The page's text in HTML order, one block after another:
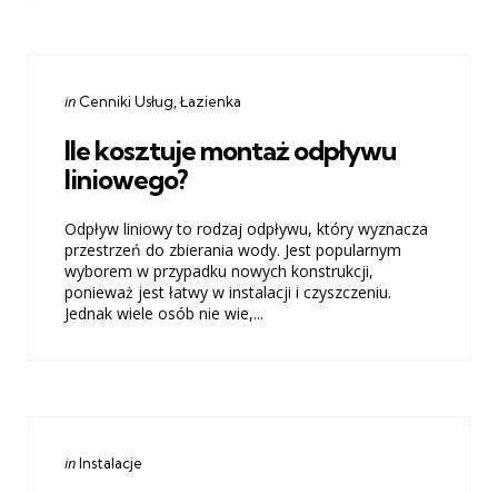
Categories
Posted
in Cenniki Usług Łazienka
Ile kosztuje montaż odpływu
liniowego?
Odpływ liniowy to rodzaj odpływu, który wyznacza
przestrzeń do zbierania wody. Jest popularnym
wyborem w przypadku nowych konstrukcji,
ponieważ jest łatwy w instalacji i czyszczeniu.
Jednak wiele osób nie wie,...
Categories
Posted
inInstalacje